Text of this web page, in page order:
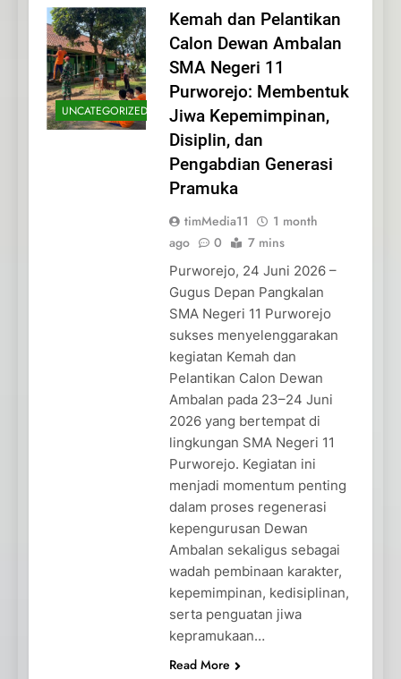
UNCATEGORIZED
Kemah dan Pelantikan
Calon Dewan Ambalan
SMA Negeri 11
Purworejo: Membentuk
Jiwa Kepemimpinan,
Disiplin, dan
Pengabdian Generasi
Pramuka
timMedia11
1 month
ago
0 7 mins
Purworejo, 24 Juni 2026 –
Gugus Depan Pangkalan
SMA Negeri 11 Purworejo
sukses menyelenggarakan
kegiatan Kemah dan
Pelantikan Calon Dewan
Ambalan pada 23–24 Juni
2026 yang bertempat di
lingkungan SMA Negeri 11
Purworejo. Kegiatan ini
menjadi momentum penting
dalam proses regenerasi
kepengurusan Dewan
Ambalan sekaligus sebagai
wadah pembinaan karakter,
kepemimpinan, kedisiplinan,
serta penguatan jiwa
kepramukaan…
Read More